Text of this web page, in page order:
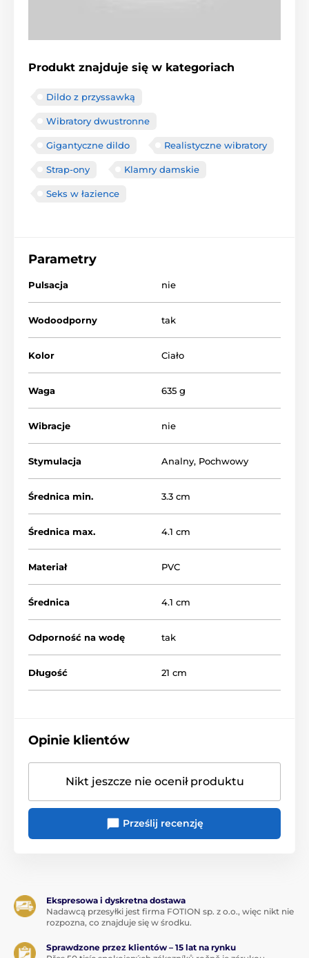
Produkt znajduje się w kategoriach
Dildo z przyssawką
Wibratory dwustronne
Gigantyczne dildo Realistyczne wibratory
Strap-ony Klamry damskie
Seks w łazience
Parametry
Pulsacja nie
Wodoodporny tak
Kolor Ciało
Waga 635 g
Wibracje nie
Stymulacja Analny, Pochwowy
Średnica min. 3.3 cm
Średnica max. 4.1 cm
Materiał PVC
Średnica 4.1 cm
Odporność na wodę tak
Długość 21 cm
Opinie klientów
Nikt jeszcze nie ocenił produktu
Prześlij recenzję
Ekspresowa i dyskretna dostawa
Nadawcą przesyłki jest firma FOTION sp. z o.o., więc nikt nie
rozpozna, co znajduje się w środku.
Sprawdzone przez klientów – 15 lat na rynku